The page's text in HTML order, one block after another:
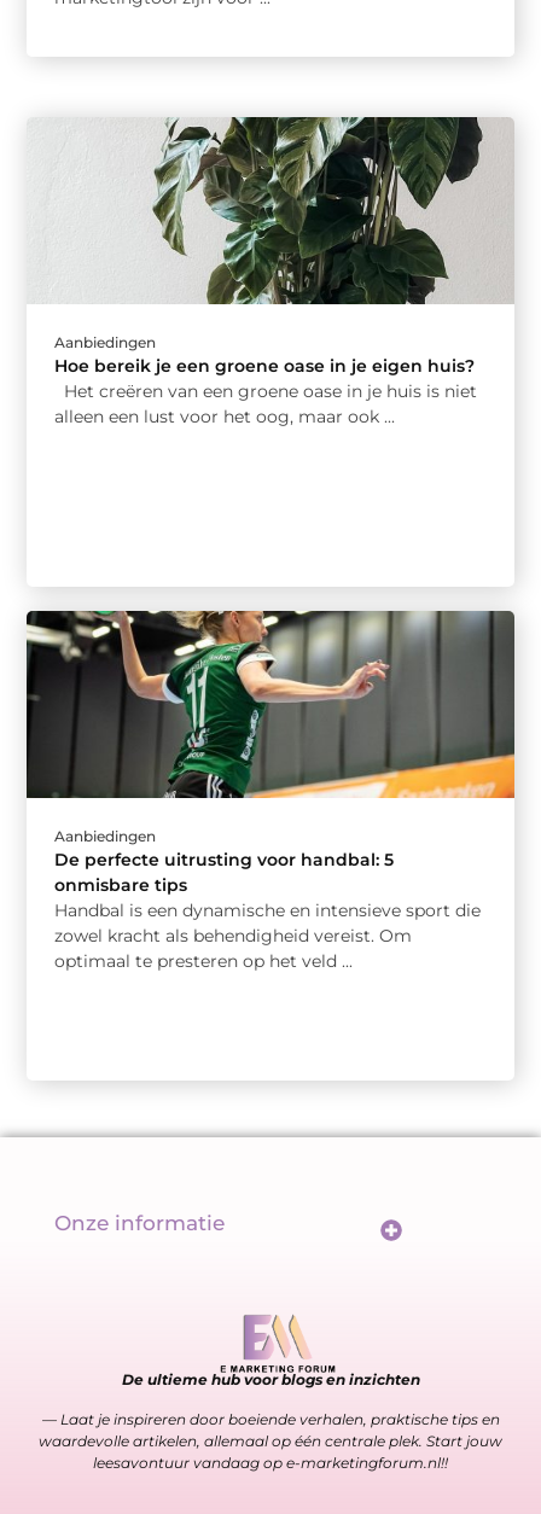
Aanbiedingen
Hoe bereik je een groene oase in je eigen huis?
Het creëren van een groene oase in je huis is niet
alleen een lust voor het oog, maar ook ...
Aanbiedingen
De perfecte uitrusting voor handbal: 5
onmisbare tips
Handbal is een dynamische en intensieve sport die
zowel kracht als behendigheid vereist. Om
optimaal te presteren op het veld ...
De ultieme hub voor blogs en inzichten
— Laat je inspireren door boeiende verhalen, praktische tips en
waardevolle artikelen, allemaal op één centrale plek. Start jouw
leesavontuur vandaag op e-marketingforum.nl!!
Onze informatie